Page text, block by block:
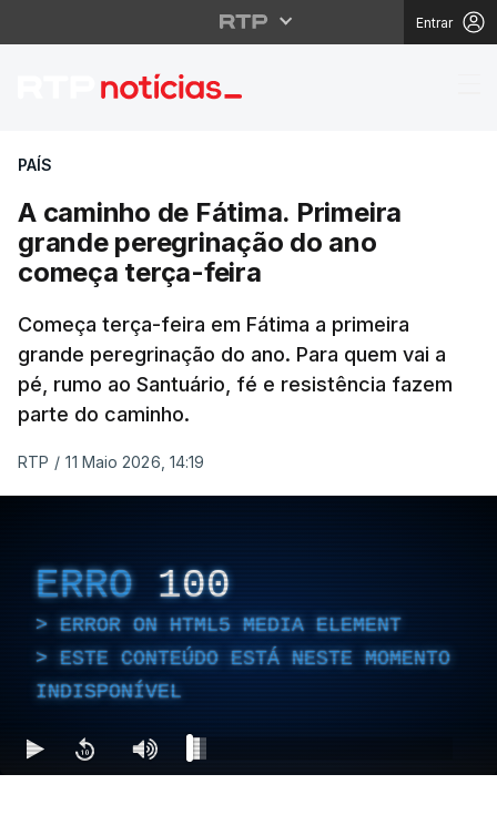
Entrar
A caminho de
PAÍS
A caminho de Fátima. Primeira
grande peregrinação do ano
começa terça-feira
Começa terça-feira em Fátima a primeira
grande peregrinação do ano. Para quem vai a
pé, rumo ao Santuário, fé e resistência fazem
parte do caminho.
RTP / 11 Maio 2026, 14:19
ERRO 100
ERROR ON HTML5 MEDIA ELEMENT
ESTE CONTEÚDO ESTÁ NESTE MOMENTO
INDISPONÍVEL